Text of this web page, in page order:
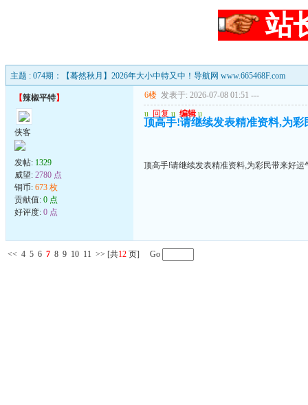
站
主题 : 074期：【蓦然秋月】2026年大小中特又中！导航网 www.665468F.com
【辣椒平特】
侠客
发帖: 1329
威望: 2780 点
铜币: 673 枚
贡献值: 0 点
好评度: 0 点
6楼 发表于: 2026-07-08 01:51 ---
u 回复 u 编辑 u
顶高手!请继续发表精准资料,为
顶高手!请继续发表精准资料,为彩民带来好运
<< 4 5 6 7 8 9 10 11 >> [共12 页] Go